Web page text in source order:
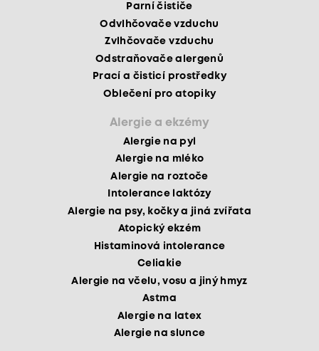
Parní čističe
Odvlhčovače vzduchu
Zvlhčovače vzduchu
Odstraňovače alergenů
Prací a čisticí prostředky
Oblečení pro atopiky
Alergie a ekzémy
Alergie na pyl
Alergie na mléko
Alergie na roztoče
Intolerance laktózy
Alergie na psy, kočky a jiná zvířata
Atopický ekzém
Histaminová intolerance
Celiakie
Alergie na včelu, vosu a jiný hmyz
Astma
Alergie na latex
Alergie na slunce